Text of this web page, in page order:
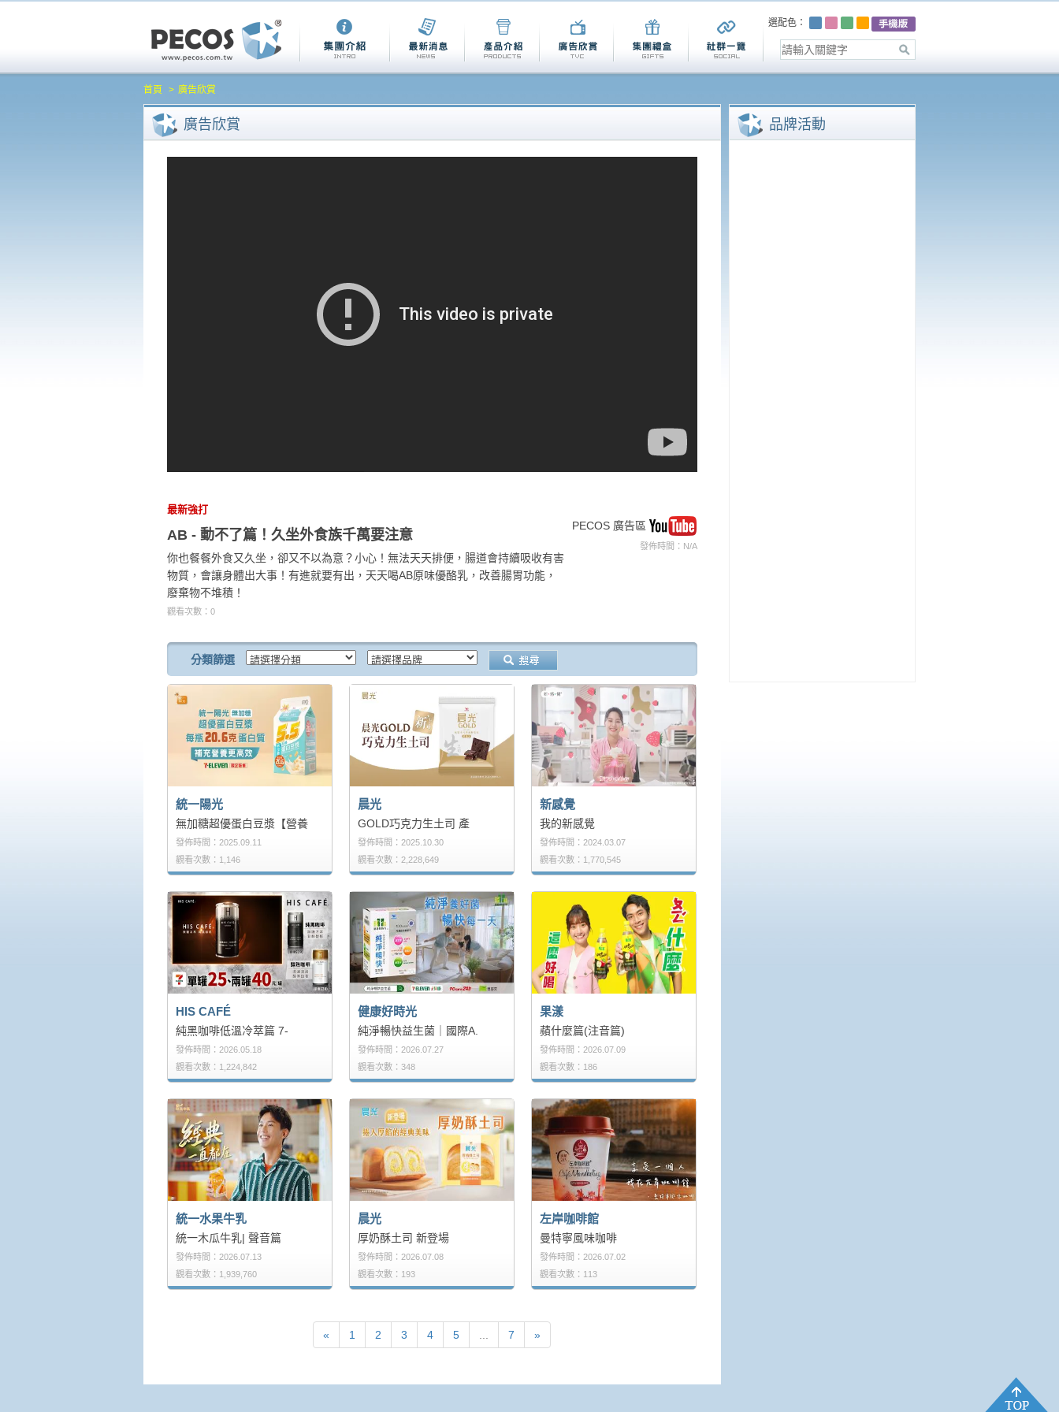
選配色：
首頁 廣告欣賞
廣告欣賞
PECOS 廣告區
發佈時間：N/A
最新強打
AB - 動不了篇！久坐外食族千萬要注意
你也餐餐外食又久坐，卻又不以為意？小心！無法天天排便，腸道會持續吸收有害
物質，會讓身體出大事！有進就要有出，天天喝AB原味優酪乳，改善腸胃功能，
廢棄物不堆積！
觀看次數：0
分類篩選
統一陽光
無加糖超優蛋白豆漿【營養
發佈時間：2025.09.11
觀看次數：1,146
晨光
GOLD巧克力生土司 產
發佈時間：2025.10.30
觀看次數：2,228,649
新感覺
我的新感覺
發佈時間：2024.03.07
觀看次數：1,770,545
HIS CAFÉ
純黑咖啡低溫冷萃篇 7-
發佈時間：2026.05.18
觀看次數：1,224,842
健康好時光
純淨暢快益生菌｜國際A.
發佈時間：2026.07.27
觀看次數：348
果漾
蘋什麼篇(注音篇)
發佈時間：2026.07.09
觀看次數：186
統一水果牛乳
統一木瓜牛乳| 聲音篇
發佈時間：2026.07.13
觀看次數：1,939,760
晨光
厚奶酥土司 新登場
發佈時間：2026.07.08
觀看次數：193
左岸咖啡館
曼特寧風味咖啡
發佈時間：2026.07.02
觀看次數：113
« 1 2 3 4 5 7 »
品牌活動